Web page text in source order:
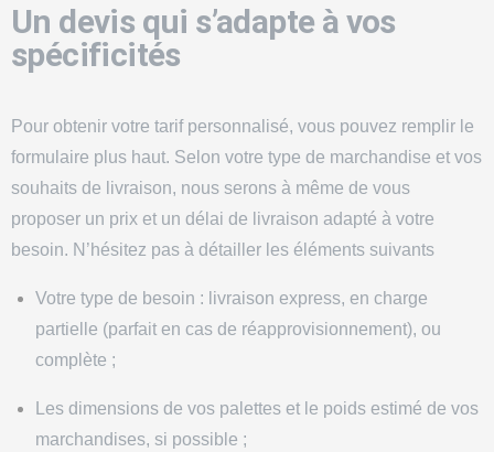
Un devis qui s’adapte à vos
spécificités
Pour obtenir votre tarif personnalisé, vous pouvez remplir le
formulaire plus haut. Selon votre type de marchandise et vos
souhaits de livraison, nous serons à même de vous
proposer un prix et un délai de livraison adapté à votre
besoin. N’hésitez pas à détailler les éléments suivants
Votre type de besoin : livraison express, en charge
partielle (parfait en cas de réapprovisionnement), ou
complète ;
Les dimensions de vos palettes et le poids estimé de vos
marchandises, si possible ;